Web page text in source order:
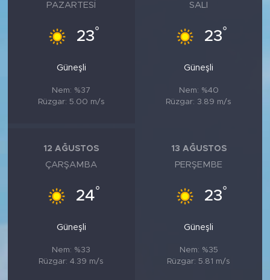
PAZARTESI
23°
Güneşli
Nem: %37
Rüzgar: 5.00 m/s
SALI
23°
Güneşli
Nem: %40
Rüzgar: 3.89 m/s
12 AĞUSTOS
ÇARŞAMBA
24°
Güneşli
Nem: %33
Rüzgar: 4.39 m/s
13 AĞUSTOS
PERŞEMBE
23°
Güneşli
Nem: %35
Rüzgar: 5.81 m/s